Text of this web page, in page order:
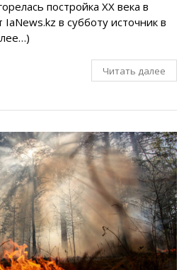
постройка XX века в
в субботу источник в
Читать далее